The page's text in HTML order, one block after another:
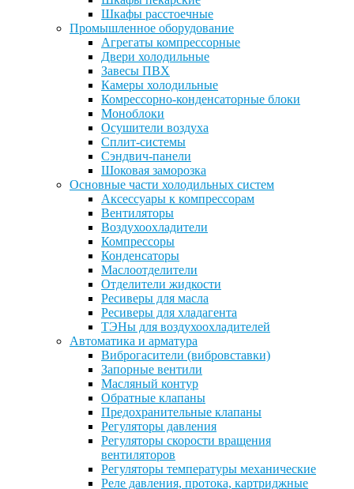
Шкафы расстоечные
Промышленное оборудование
Агрегаты компрессорные
Двери холодильные
Завесы ПВХ
Камеры холодильные
Комрессорно-конденсаторные блоки
Моноблоки
Осушители воздуха
Сплит-системы
Сэндвич-панели
Шоковая заморозка
Основные части холодильных систем
Аксессуары к компрессорам
Вентиляторы
Воздухоохладители
Компрессоры
Конденсаторы
Маслоотделители
Отделители жидкости
Ресиверы для масла
Ресиверы для хладагента
ТЭНы для воздухоохладителей
Автоматика и арматура
Виброгасители (вибровставки)
Запорные вентили
Масляный контур
Обратные клапаны
Предохранительные клапаны
Регуляторы давления
Регуляторы скорости вращения
вентиляторов
Регуляторы температуры механические
Реле давления, протока, картриджные